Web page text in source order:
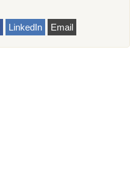
LinkedIn Email